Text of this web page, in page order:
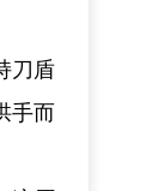
刀盾
手而